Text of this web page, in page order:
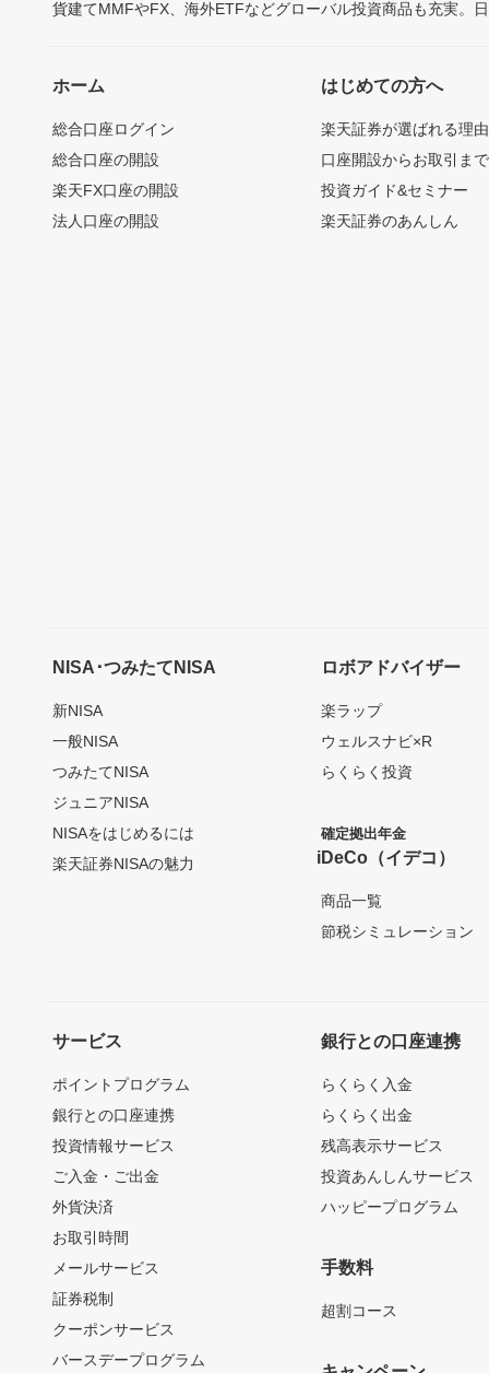
貨建てMMFやFX、海外ETFなどグローバル投資商品も充実。
ホーム
総合口座ログイン
総合口座の開設
楽天FX口座の開設
法人口座の開設
はじめての方へ
楽天証券が選ばれる理由
口座開設からお取引ま
投資ガイド&セミナー
楽天証券のあんしん
NISA･つみたてNISA
新NISA
一般NISA
つみたてNISA
ジュニアNISA
NISAをはじめるには
楽天証券NISAの魅力
ロボアドバイザー
楽ラップ
ウェルスナビ×R
らくらく投資
確定拠出年金
iDeCo（イデコ）
商品一覧
節税シミュレーション
サービス
ポイントプログラム
銀行との口座連携
投資情報サービス
ご入金・ご出金
外貨決済
お取引時間
メールサービス
証券税制
クーポンサービス
バースデープログラム
銀行との口座連携
らくらく入金
らくらく出金
残高表示サービス
投資あんしんサービス
ハッピープログラム
手数料
超割コース